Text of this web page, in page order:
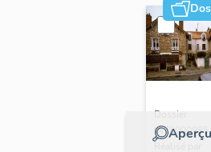
Aperçu
Dossier
IA78000985 |